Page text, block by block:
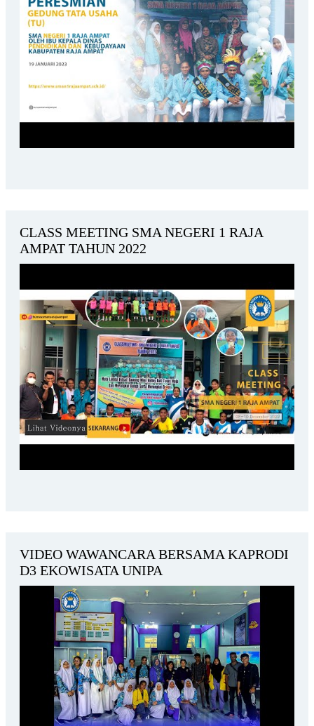
CLASS MEETING SMA NEGERI 1 RAJA
AMPAT TAHUN 2022
VIDEO WAWANCARA BERSAMA KAPRODI
D3 EKOWISATA UNIPA